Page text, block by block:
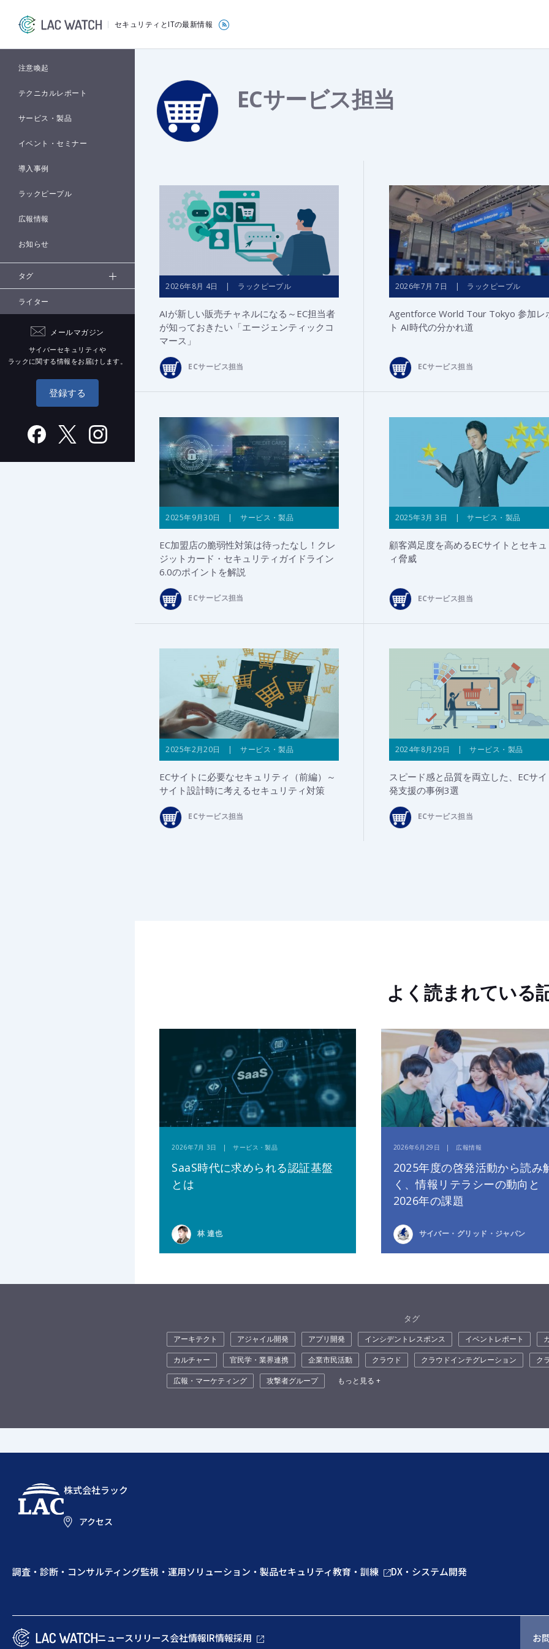
セキュリティとITの最新情報
注意喚起
テクニカルレポート
サービス・製品
イベント・セミナー
導入事例
ラックピープル
広報情報
お知らせ
タグ
ライター
メールマガジン
サイバーセキュリティや
ラックに関する情報をお届けします。
登録する
ECサービス担当
2026年8月 4日 | ラックピープル
AIが新しい販売チャネルになる～EC担当者
が知っておきたい「エージェンティックコ
マース」
ECサービス担当
2026年7月 7日 | ラックピープル
Agentforce World Tour Tokyo 参加レ
ト AI時代の分かれ道
ECサービス担当
2025年9月30日 | サービス・製品
EC加盟店の脆弱性対策は待ったなし！クレ
ジットカード・セキュリティガイドライン
6.0のポイントを解説
ECサービス担当
2025年3月 3日 | サービス・製品
顧客満足度を高めるECサイトとセキ
ィ脅威
ECサービス担当
2025年2月20日 | サービス・製品
ECサイトに必要なセキュリティ（前編）～
サイト設計時に考えるセキュリティ対策
ECサービス担当
2024年8月29日 | サービス・製品
スピード感と品質を両立した、ECサ
発支援の事例3選
ECサービス担当
よく読まれている
2026年7月 3日 | サービス・製品
SaaS時代に求められる認証基盤
とは
林 達也
2026年6月29日 | 広報情報
2025年度の啓発活動から読み
く、情報リテラシーの動向と
2026年の課題
サイバー・グリッド・ジャパン
タグ
アーキテクト アジャイル開発 アプリ開発 インシデントレスポンス イベントレポート
カルチャー
官民学・業界連携 企業市民活動 クラウド クラウドインテグレーション
ク
広報・マーケティング
攻撃者グループ もっと見る +
株式会社ラック
アクセス
調査・診断・コンサルティング監視・運用ソリューション・製品セキュリティ教育・訓練 DX・システム開発
ニュースリリース会社情報IR情報採用 お